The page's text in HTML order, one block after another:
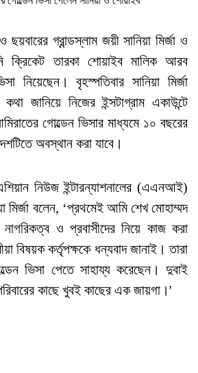
গ্রান্ডস্লাম জয়ী সানিয়া মির্জা ও
ক্রিকেট তারকা শোয়াইব মালিক আরব
নিয়েছেন। বৃহস্পতিবার সানিয়া মির্জা
জানিয়ে নিজের ইন্সটাগ্রাম একাউন্টে
গোল্ডেন ভিসার মাধ্যমে ১০ বছরের
অবস্থান করা যাবে।
নিউজ ইন্টারন্যাশনালের (এএনআই)
মির্জা বলেন, ‘প্রথমেই আমি শেখ মোহাম্মদ
ও প্রবাসীদের নিয়ে কাজ করা
বিষয়ক কর্তৃপক্ষকে ধন্যবাদ জানাই। তারা
ভিসা পেতে সাহায্য করেছেন। দুবাই
কাছে খুবই কাছের এক জায়গা।'